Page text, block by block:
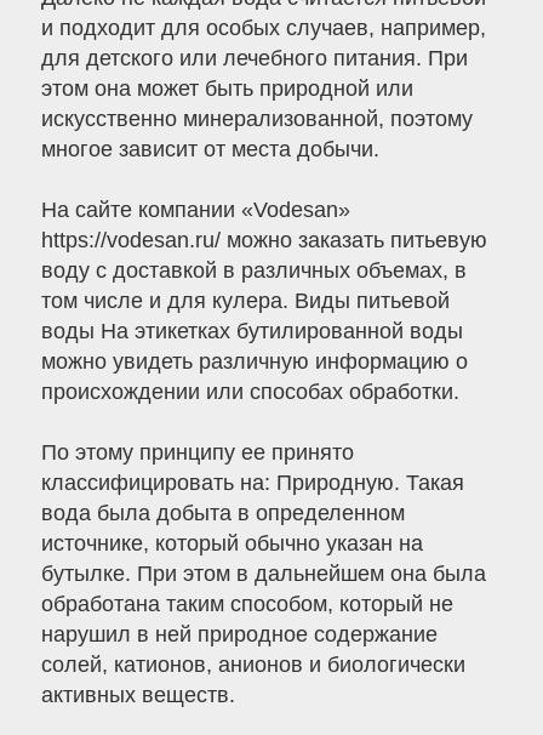
и подходит для особых случаев, например,
для детского или лечебного питания. При
этом она может быть природной или
искусственно минерализованной, поэтому
многое зависит от места добычи.
На сайте компании «Vodesan»
https://vodesan.ru/ можно заказать питьевую
воду с доставкой в различных объемах, в
том числе и для кулера. Виды питьевой
воды На этикетках бутилированной воды
можно увидеть различную информацию о
происхождении или способах обработки.
По этому принципу ее принято
классифицировать на: Природную. Такая
вода была добыта в определенном
источнике, который обычно указан на
бутылке. При этом в дальнейшем она была
обработана таким способом, который не
нарушил в ней природное содержание
солей, катионов, анионов и биологически
активных веществ.